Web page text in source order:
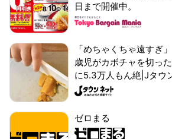
日まで開催中。
「めちゃくちゃ遠すぎ
歳児がカボチャを切っ
に5.3万人もん絶|Jタウ
ゼロまる